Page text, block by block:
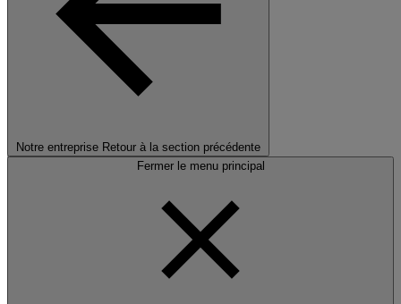
Notre entreprise Retour à la section précédente
Fermer le menu principal